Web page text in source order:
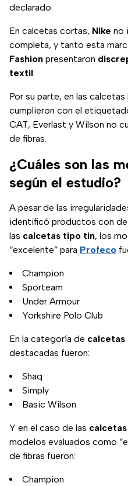
declarado.
En calcetas cortas, Nike no
completa, y tanto esta
Fashion presentaron
textil.
Por su parte, en las
cumplieron con el
CAT, Everlast y Wilson no
de fibras.
¿Cuáles son las
según el estudio?
A pesar de las
identificó productos con
las calcetas tipo tin, los
“excelente” para Profeco
Champion
Sporteam
Under Armour
Yorkshire Polo Club
En la categoría de
destacadas fueron:
Shaq
Simply
Basic Wilson
Y en el caso de las
modelos evaluados como
de fibras fueron:
Champion